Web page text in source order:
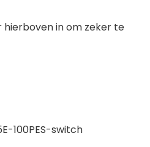
in om zeker te
100PES-switch